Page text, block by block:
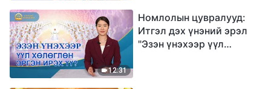
12:31
Номлолын цувралууд:
Итгэл дэх үнэний эрэл
"Эзэн үнэхээр үүл